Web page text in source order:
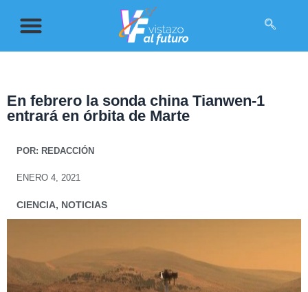
En febrero la sonda china Tianwen-1
entrará en órbita de Marte
POR: REDACCIÓN
ENERO 4, 2021
CIENCIA, NOTICIAS